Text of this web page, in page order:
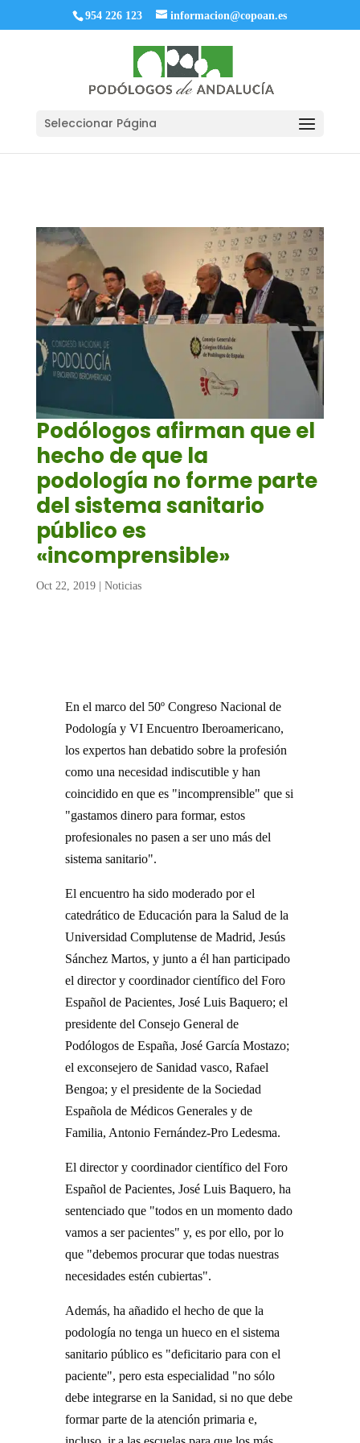
954 226 123 informacion@copoan.es
Seleccionar Página
Podólogos afirman que el
hecho de que la
podología no forme parte
del sistema sanitario
público es
«incomprensible»
Oct 22, 2019| Noticias
En el marco del 50º Congreso Nacional de
Podología y VI Encuentro Iberoamericano,
los expertos han debatido sobre la profesión
como una necesidad indiscutible y han
coincidido en que es "incomprensible" que si
"gastamos dinero para formar, estos
profesionales no pasen a ser uno más del
sistema sanitario".
El encuentro ha sido moderado por el
catedrático de Educación para la Salud de la
Universidad Complutense de Madrid, Jesús
Sánchez Martos, y junto a él han participado
el director y coordinador científico del Foro
Español de Pacientes, José Luis Baquero; el
presidente del Consejo General de
Podólogos de España, José García Mostazo;
el exconsejero de Sanidad vasco, Rafael
Bengoa; y el presidente de la Sociedad
Española de Médicos Generales y de
Familia, Antonio Fernández-Pro Ledesma.
El director y coordinador científico del Foro
Español de Pacientes, José Luis Baquero, ha
sentenciado que "todos en un momento dado
vamos a ser pacientes" y, es por ello, por lo
que "debemos procurar que todas nuestras
necesidades estén cubiertas".
Además, ha añadido el hecho de que la
podología no tenga un hueco en el sistema
sanitario público es "deficitario para con el
paciente", pero esta especialidad "no sólo
debe integrarse en la Sanidad, si no que debe
formar parte de la atención primaria e,